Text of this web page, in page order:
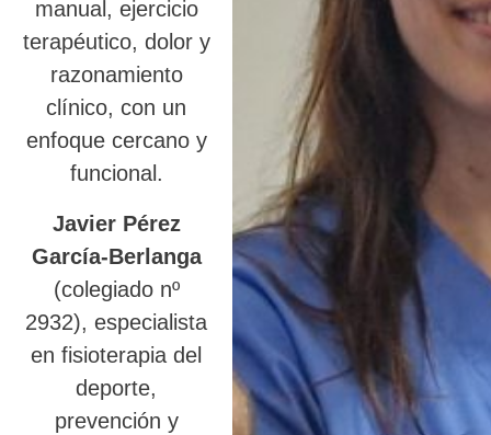
manual, ejercicio
terapéutico, dolor y
razonamiento
clínico, con un
enfoque cercano y
funcional.
Javier Pérez
García-Berlanga
(colegiado nº
2932), especialista
en fisioterapia del
deporte,
prevención y